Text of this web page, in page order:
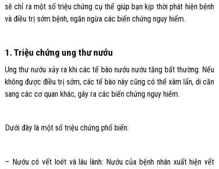
sẽ chỉ ra một số triệu chứng cụ thể giúp bạn kịp thời phát hiện bệnh
và điều trị sớm bệnh, ngăn ngừa các biến chứng nguy hiểm.
1. Triệu chứng ung thư nướu
Ung thư nướu xảy ra khi các tế bào nướu nướu tăng bất thường. Nếu
không được điều trị sớm, các tế bào này cũng có thể xâm lấn, di căn
sang các cơ quan khác, gây ra các biến chứng nguy hiểm.
Dưới đây là một số triệu chứng phổ biến:
– Nướu có vết loét và lâu lành: Nướu của bệnh nhân xuất hiện vết